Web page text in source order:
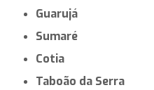
Guarujá
Sumaré
Cotia
Taboão da Serra